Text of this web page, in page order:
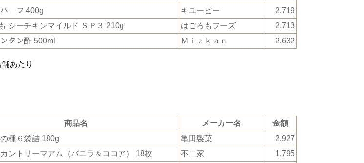
ハーフ 400g キユーピー
2,719
シーチキンマイルド ＳＰ３ 210g はごろもフーズ
2,713
タン酢 500ml Ｍｉｚｋａｎ 2,632
あたり
商品名 メーカー名
金額
種６袋詰 180g 亀田製菓
2,927
ントリーマアム（バニラ＆ココア） 18枚 不二家
1,795